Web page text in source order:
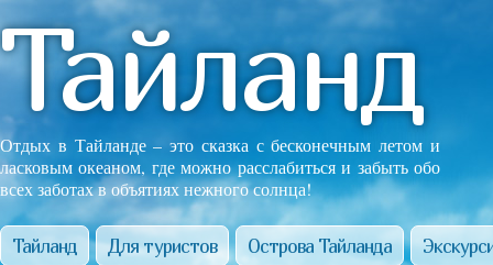
Тайланд
Отдых в Тайланде – это сказка с бесконечным летом и
ласковым океаном, где можно расслабиться и забыть обо
всех заботах в объятиях нежного солнца!
Тайланд Для туристов Острова Тайланда